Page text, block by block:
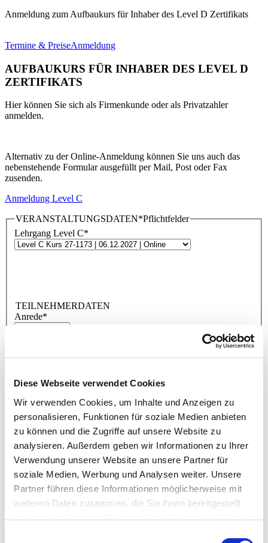
Diese Webseite verwendet Cookies
Wir verwenden Cookies, um Inhalte und Anzeigen zu
personalisieren, Funktionen für soziale Medien anbieten
zu können und die Zugriffe auf unsere Website zu
analysieren. Außerdem geben wir Informationen zu Ihrer
Verwendung unserer Website an unsere Partner für
soziale Medien, Werbung und Analysen weiter. Unsere
Partner führen diese Informationen möglicherweise mit
weiteren Daten zusammen, die Sie ihnen bereitgestellt
haben oder die sie im Rahmen Ihrer Nutzung der Dienste
Anmeldung zum Aufbaukurs für Inhaber des Level D Zertifikats
Termine & PreiseAnmeldung
AUFBAUKURS FÜR INHABER DES LEVEL D
ZERTIFIKATS
Hier können Sie sich als Firmenkunde oder als Privatzahler
anmelden.
Alternativ zu der Online-Anmeldung können Sie uns auch das
nebenstehende Formular ausgefüllt per Mail, Post oder Fax
zusenden.
Anmeldung Level C
VERANSTALTUNGSDATEN*Pflichtfelder
Lehrgang Level C*
TEILNEHMERDATEN
Anrede*
Telefon*
E-Mail*
Level D zertifiziert*
Ja
Nein
RECHNUNGSANSCHRIFT
Firma / Name*